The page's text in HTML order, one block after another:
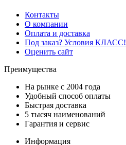
Контакты
О компании
Оплата и доставка
Под заказ? Условия КЛАСС!
Оценить сайт
Преимущества
На рынке с 2004 года
Удобный способ оплаты
Быстрая доставка
5 тысяч наименований
Гарантия и сервис
Информация